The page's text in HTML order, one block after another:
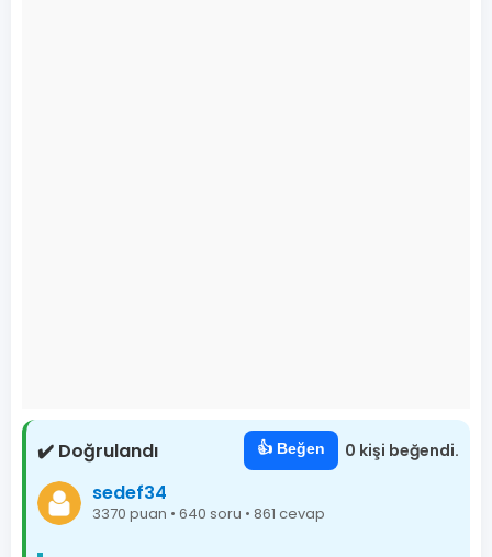
✔️ Doğrulandı 👍 Beğen 0 kişi beğendi.
sedef34
3370 puan • 640 soru • 861 cevap